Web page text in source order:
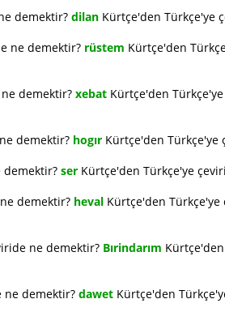
demektir? dilan Kürtçe'den Türkçe'ye
ne demektir? rüstem Kürtçe'den
demektir? xebat Kürtçe'den
demektir? hogır Kürtçe'den Türkçe'ye
demektir? ser Kürtçe'den Türkçe'ye
demektir? heval Kürtçe'den Türkçe'ye
ne demektir? Bırindarım
ne demektir? dawet Kürtçe'den